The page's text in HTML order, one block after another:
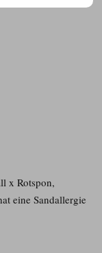
x Rotspon,
eine Sandallergie